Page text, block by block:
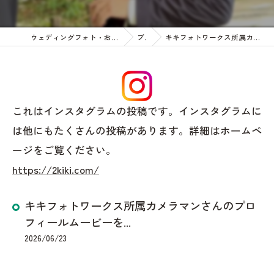
ウェディングフォト・お宮参りや七五三等のファミリーフォト ブログ キキフォトワークス所属カメラマンさんのプロフィールムービーを...
キキフォトワークス所属カメラマンさんのプロ
フィールムービーを...
2026/06/23
これはインスタグラムの投稿です。インスタグラムに
は他にもたくさんの投稿があります。詳細はホームペ
ージをご覧ください。
https://2kiki.com/